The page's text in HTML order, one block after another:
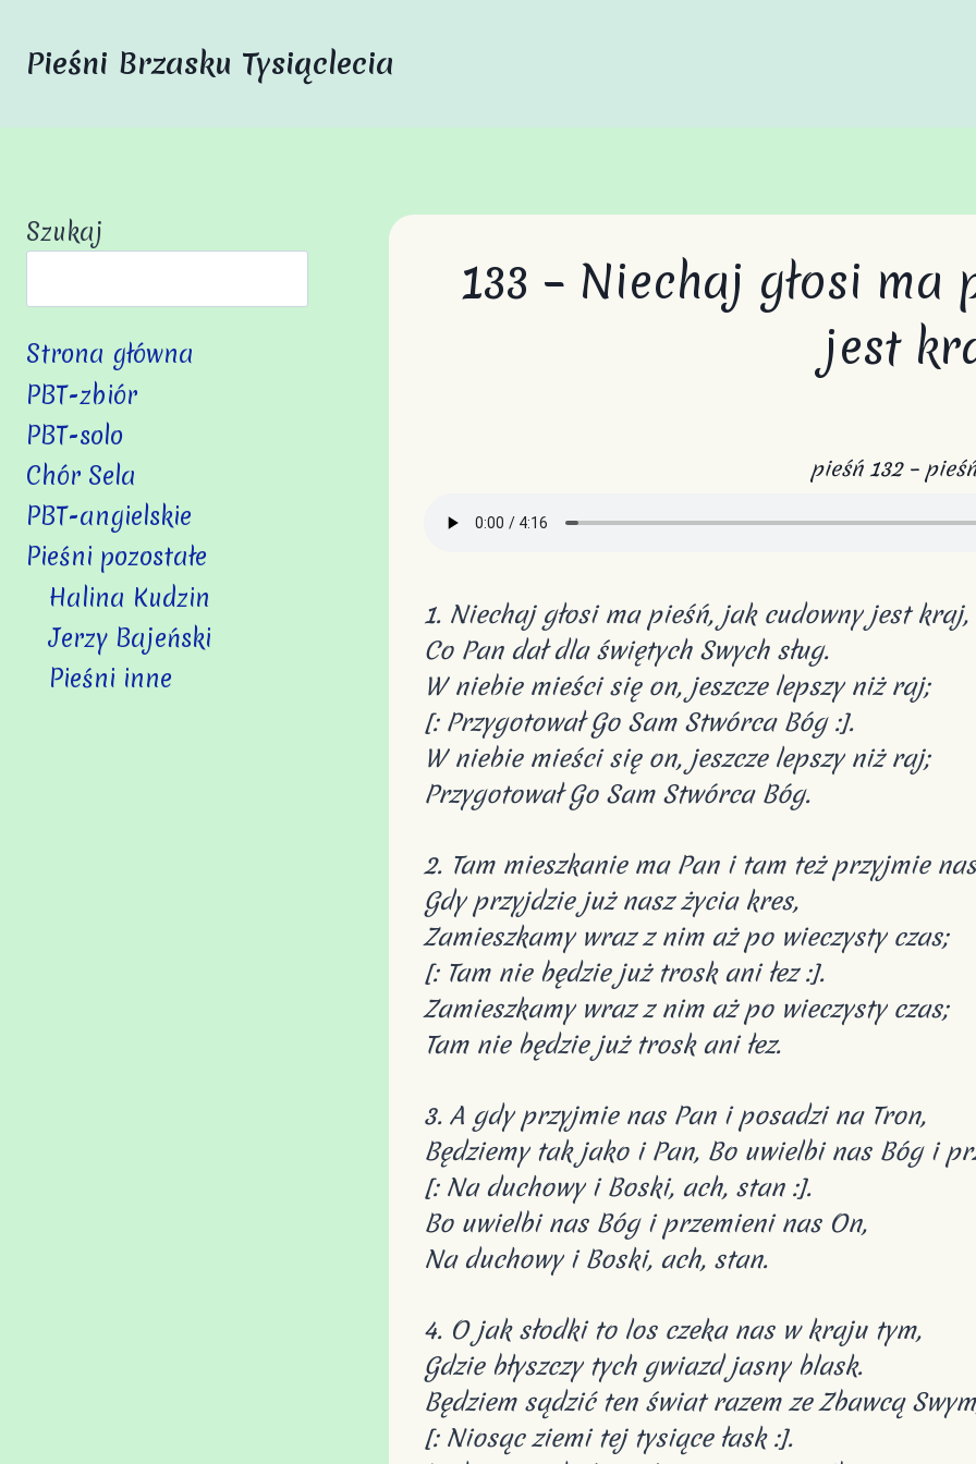
Pieśni Brzasku Tysiąclecia
133 – Niechaj głosi
jest
pieśń 132–
1. Niechaj głosi ma pieśń, jak cudowny jest kraj,
Co Pan dał dla świętych Swych sług.
W niebie mieści się on, jeszcze lepszy niż raj;
[: Przygotował Go Sam Stwórca Bóg :].
W niebie mieści się on, jeszcze lepszy niż raj;
Przygotował Go Sam Stwórca Bóg.
2. Tam mieszkanie ma Pan i tam też przyjmie
Gdy przyjdzie już nasz życia kres,
Zamieszkamy wraz z nim aż po wieczysty czas;
[: Tam nie będzie już trosk ani łez :].
Zamieszkamy wraz z nim aż po wieczysty czas;
Tam nie będzie już trosk ani łez.
3. A gdy przyjmie nas Pan i posadzi na Tron,
Będziemy tak jako i Pan, Bo uwielbi nas Bóg i
[: Na duchowy i Boski, ach, stan :].
Bo uwielbi nas Bóg i przemieni nas On,
Na duchowy i Boski, ach, stan.
4. O jak słodki to los czeka nas w kraju tym,
Gdzie błyszczy tych gwiazd jasny blask.
Będziem sądzić ten świat razem ze Zbawcą
[: Niosąc ziemi tej tysiące łask :].
Szukaj
Strona główna
PBT-zbiór
PBT-solo
Chór Sela
PBT-angielskie
Pieśni pozostałe
Halina Kudzin
Jerzy Bajeński
Pieśni inne